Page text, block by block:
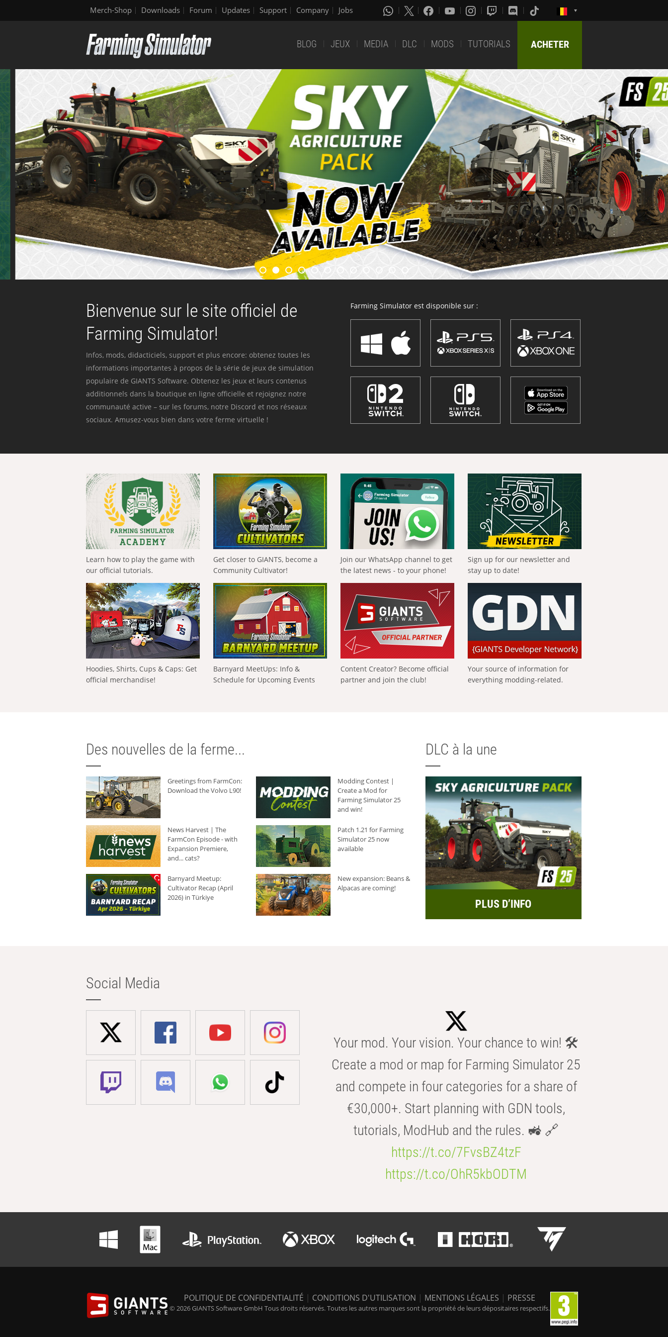
Merch-Shop Downloads Forum Updates Support Company Jobs
BLOG JEUX MEDIA DLC MODS TUTORIALS ACHETER
Bienvenue sur le site officiel de
Farming Simulator!
Infos, mods, didacticiels, support et plus encore: obtenez toutes les
informations importantes à propos de la série de jeux de simulation
populaire de GIANTS Software. Obtenez les jeux et leurs contenus
additionnels dans la boutique en ligne officielle et rejoignez notre
communauté active – sur les forums, notre Discord et nos réseaux
sociaux. Amusez-vous bien dans votre ferme virtuelle !
Farming Simulator est disponible sur :
Learn how to play the game with
our official tutorials.
Get closer to GIANTS, become a
Community Cultivator!
Join our WhatsApp channel to get
the latest news - to your phone!
Sign up for our newsletter and
stay up to date!
Hoodies, Shirts, Cups & Caps: Get
official merchandise!
Barnyard MeetUps: Info &
Schedule for Upcoming Events
Content Creator? Become official
partner and join the club!
Your source of information for
everything modding-related.
Des nouvelles de la ferme...
Greetings from FarmCon:
Download the Volvo L90!
Modding Contest |
Create a Mod for
Farming Simulator 25
and win!
News Harvest | The
FarmCon Episode - with
Expansion Premiere,
and... cats?
Patch 1.21 for Farming
Simulator 25 now
available
Barnyard Meetup:
Cultivator Recap (April
2026) in Türkiye
New expansion: Beans &
Alpacas are coming!
DLC à la une
PLUS D’INFO
Social Media
Your mod. Your vision. Your chance to win! 🛠️
Create a mod or map for Farming Simulator 25
and compete in four categories for a share of
€30,000+. Start planning with GDN tools,
tutorials, ModHub and the rules. 🚜 🔗
https://t.co/7FvsBZ4tzF
https://t.co/OhR5kbODTM
POLITIQUE DE CONFIDENTIALITÉ | CONDITIONS D'UTILISATION | MENTIONS LÉGALES | PRESSE
© 2026 GIANTS Software GmbH Tous droits réservés. Toutes les autres marques sont la propriété de leurs dépositaires respectifs.